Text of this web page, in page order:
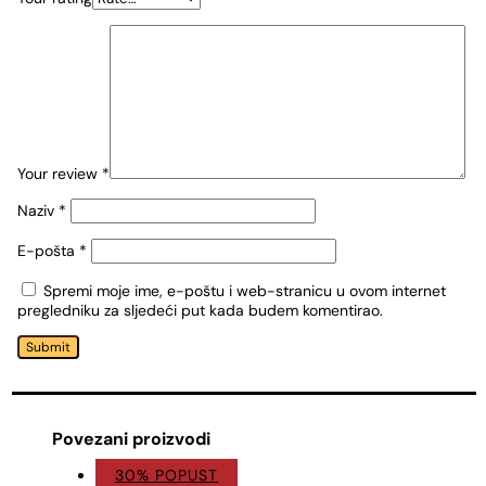
Your review *
Naziv *
E-pošta *
Spremi moje ime, e-poštu i web-stranicu u ovom internet
pregledniku za sljedeći put kada budem komentirao.
Submit
Povezani proizvodi
30% POPUST